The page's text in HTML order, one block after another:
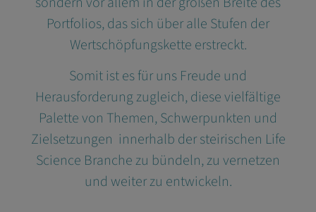
Portfolios, das sich über alle Stufen der
Wertschöpfungskette erstreckt.
Somit ist es für uns Freude und
Herausforderung zugleich, diese vielfältige
Palette von Themen, Schwerpunkten und
Zielsetzungen innerhalb der steirischen Life
Science Branche zu bündeln, zu vernetzen
und weiter zu entwickeln.